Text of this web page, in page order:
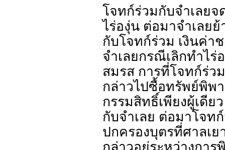
โจทก์ร่วมกับจำเลยจ
ไร่องุ่น ต่อมาจำเลย
กับโจทก์ร่วม เงินค่า
จำเลยกรณีเลิกทำไร่
สมรส การที่โจทก์ร่ว
กล่าวไปซื้อทรัพย์พิพ
กรรมสิทธิ์เพียงผู้เดี
กับจำเลย ต่อมาโจท
ปกครองบุตรที่ศาลเ